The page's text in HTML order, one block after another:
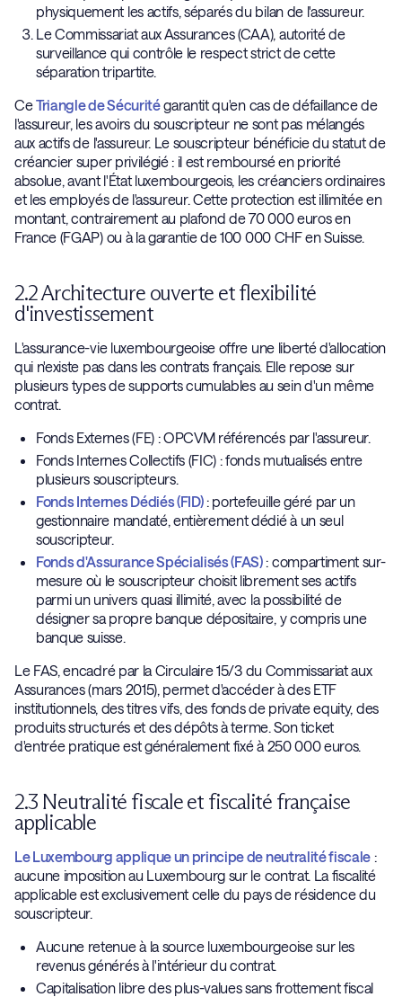
physiquement les actifs, séparés du bilan de l'assureur.
Le Commissariat aux Assurances (CAA), autorité de
surveillance qui contrôle le respect strict de cette
séparation tripartite.
CeTriangle de Sécuritégarantit qu'en cas de défaillance de
l'assureur, les avoirs du souscripteur ne sont pas mélangés
aux actifs de l'assureur. Le souscripteur bénéficie du statut de
créancier super privilégié : il est remboursé en priorité
absolue, avant l'État luxembourgeois, les créanciers ordinaires
et les employés de l'assureur. Cette protection est illimitée en
montant, contrairement au plafond de 70 000 euros en
France (FGAP) ou à la garantie de 100 000 CHF en Suisse.
2.2 Architecture ouverte et flexibilité
d'investissement
L'assurance-vie luxembourgeoise offre une liberté d'allocation
qui n'existe pas dans les contrats français. Elle repose sur
plusieurs types de supports cumulables au sein d'un même
contrat.
Fonds Externes (FE) : OPCVM référencés par l'assureur.
Fonds Internes Collectifs (FIC) : fonds mutualisés entre
plusieurs souscripteurs.
Fonds Internes Dédiés (FID): portefeuille géré par un
gestionnaire mandaté, entièrement dédié à un seul
souscripteur.
Fonds d'Assurance Spécialisés (FAS): compartiment sur-
mesure où le souscripteur choisit librement ses actifs
parmi un univers quasi illimité, avec la possibilité de
désigner sa propre banque dépositaire, y compris une
banque suisse.
Le FAS, encadré par la Circulaire 15/3 du Commissariat aux
Assurances (mars 2015), permet d'accéder à des ETF
institutionnels, des titres vifs, des fonds de private equity, des
produits structurés et des dépôts à terme. Son ticket
d'entrée pratique est généralement fixé à 250 000 euros.
2.3 Neutralité fiscale et fiscalité française
applicable
Le Luxembourg applique un principe de neutralité fiscale :
aucune imposition au Luxembourg sur le contrat. La fiscalité
applicable est exclusivement celle du pays de résidence du
souscripteur.
Aucune retenue à la source luxembourgeoise sur les
revenus générés à l'intérieur du contrat.
Capitalisation libre des plus-values sans frottement fiscal